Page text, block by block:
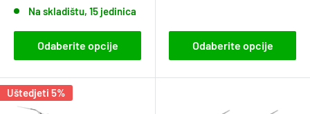
Na skladištu, 15 jedinica
Odaberite opcije Odaberite opcije
Uštedjeti 5%